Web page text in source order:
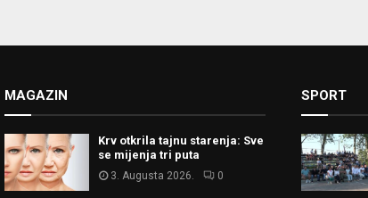
MAGAZIN
Krv otkrila tajnu starenja: Sve
se mijenja tri puta
3. Augusta 2026. 0
SPORT